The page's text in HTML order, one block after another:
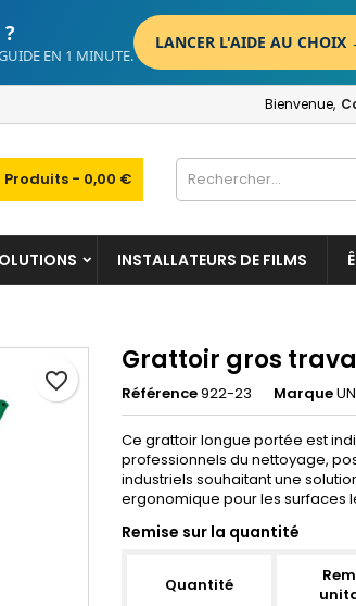
EN 1 MINUTE.
LANCER L'AIDE AU CHOIX
Bienvenue,
Produits - 0,00 €
INSTALLATEURS DE FILMS
Grattoir gros
Référence922-23 Marque
Ce grattoir longue portée est
professionnels du nettoyage,
industriels souhaitant une
ergonomique pour les surfaces
Remise sur la quantité
Quantité
favorite_border
×
×
Create wishlist
×
your wishlist.
Cancel